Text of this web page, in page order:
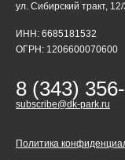
ул. Сибирский тракт,
ИНН: 6685181532
ОГРН: 1206600070600
8 (343)
subscribe@dk-park.ru
Политика